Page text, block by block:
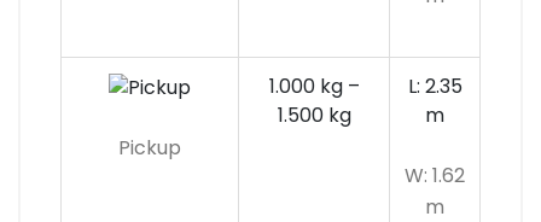
Pickup
1.000 kg –
1.500 kg
L: 2.35
m
W: 1.62
m